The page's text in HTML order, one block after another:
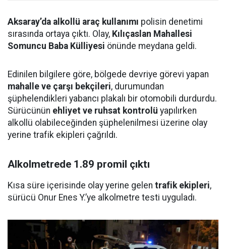
Aksaray’da alkollü araç kullanımı polisin denetimi
sırasında ortaya çıktı. Olay, Kılıçaslan Mahallesi
Somuncu Baba Külliyesi önünde meydana geldi.
Edinilen bilgilere göre, bölgede devriye görevi yapan
mahalle ve çarşı bekçileri, durumundan
şüphelendikleri yabancı plakalı bir otomobili durdurdu.
Sürücünün ehliyet ve ruhsat kontrolü yapılırken
alkollü olabileceğinden şüphelenilmesi üzerine olay
yerine trafik ekipleri çağrıldı.
Alkolmetrede 1.89 promil çıktı
Kısa süre içerisinde olay yerine gelen trafik ekipleri,
sürücü Onur Enes Y.’ye alkolmetre testi uyguladı.